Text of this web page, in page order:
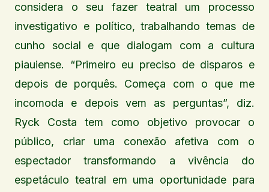
considera o seu fazer teatral um processo
investigativo e político, trabalhando temas de
cunho social e que dialogam com a cultura
piauiense. “Primeiro eu preciso de disparos e
depois de porquês. Começa com o que me
incomoda e depois vem as perguntas”, diz.
Ryck Costa tem como objetivo provocar o
público, criar uma conexão afetiva com o
espectador transformando a vivência do
espetáculo teatral em uma oportunidade para